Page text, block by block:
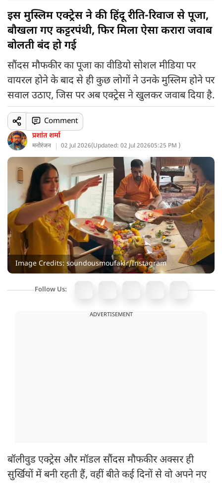
इस मुस्लिम एक्ट्रेस ने की हिंदू रीति-रिवाज से पूजा,
बौखला गए कट्टरपंथी, फिर मिला ऐसा करारा जवाब
बोलती बंद हो गई
सौंदस मौफकीर का पूजा का वीडियो सोशल मीडिया पर
वायरल होने के बाद से ही कुछ लोगों ने उनके मुस्लिम होने पर
सवाल उठाए, जिस पर अब एक्ट्रेस ने खुलकर जवाब दिया है.
प्रशांत शर्मा
मनोरंजन 02 Jul 2026(Updated: 02 Jul 202605:25 PM )
Comment
Image Credits: soundousmoufakir/Instagram
Follow Us:
ADVERTISEMENT
बॉलीवुड एक्ट्रेस और मॉडल सौंदस मौफकीर अक्सर ही
सुर्खियों में बनी रहती हैं, वहीं बीते कई दिनों से वो अपने नए